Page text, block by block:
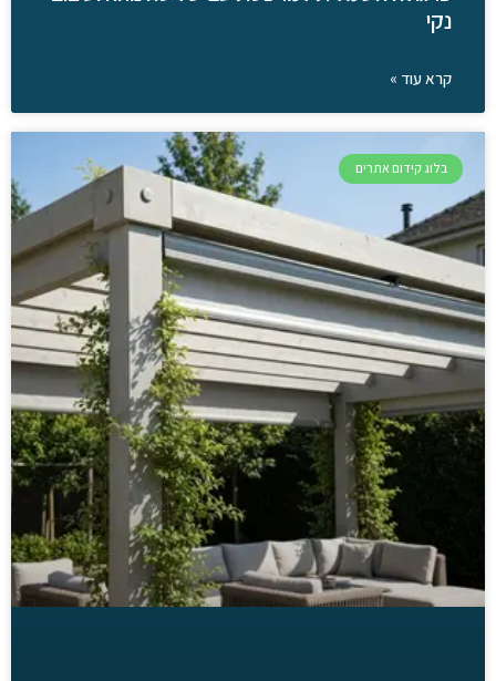
נקי
קרא עוד »
בלוג קידום אתרים